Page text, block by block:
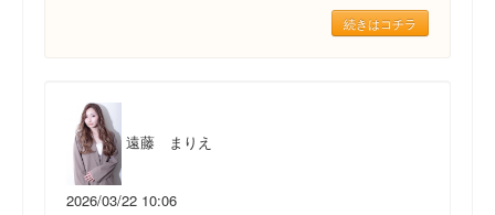
続きはコチラ
遠藤 まりえ
2026/03/22 10:06